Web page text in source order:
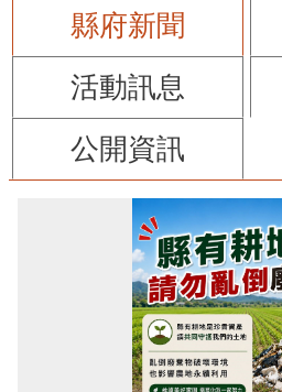
縣府新聞
活動訊息
公開資訊